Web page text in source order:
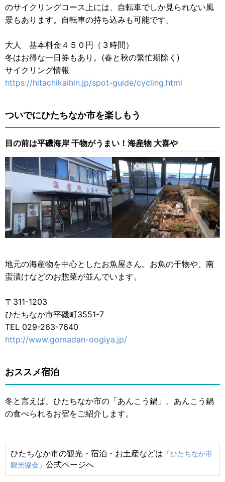
のサイクリングコース上には、自転車でしか見られない風
景もあります。自転車の持ち込みも可能です。
大人 基本料金４５０円（３時間）
冬はお得な一日券もあり。(春と秋の繁忙期除く)
サイクリング情報
https://hitachikaihin.jp/spot-guide/cycling.html
ついでにひたちなか市を楽しもう
目の前は平磯海岸 干物がうまい！海産物 大喜や
地元の海産物を中心としたお魚屋さん。お魚の干物や、南
蛮漬けなどのお惣菜が並んでいます。
〒311-1203
ひたちなか市平磯町3551-7
TEL 029-263-7640
http://www.gomadan-oogiya.jp/
おススメ宿泊
冬と言えば、ひたちなか市の「あんこう鍋」。あんこう鍋
の食べられるお宿をご紹介します。
ひたちなか市の観光・宿泊・お土産などは 「ひたちなか市
観光協会」 公式ページへ